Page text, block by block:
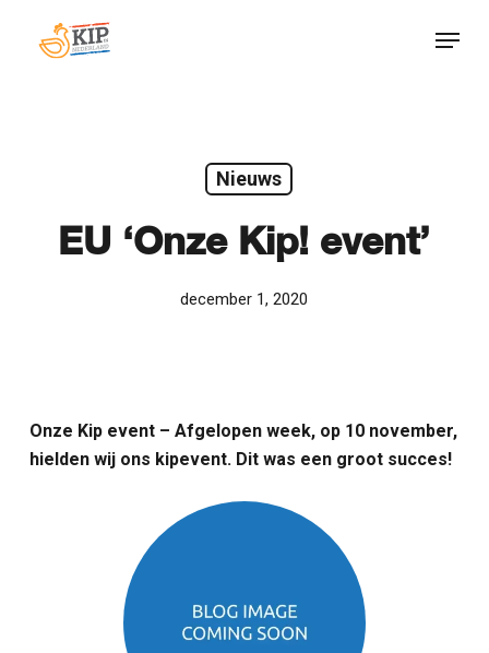
Menu
Nieuws
EU ‘Onze Kip! event’
december 1, 2020
Onze Kip event – Afgelopen week, op 10 november,
hielden wij ons kipevent. Dit was een groot succes!